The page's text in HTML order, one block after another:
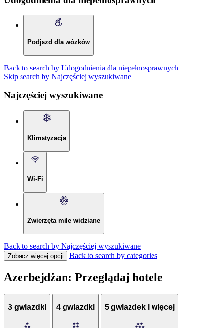
Podjazd dla wózków
Back to search by Udogodnienia dla niepełnosprawnych
Skip search by Najczęściej wyszukiwane
Najczęściej wyszukiwane
Klimatyzacja
Wi-Fi
Zwierzęta mile widziane
Back to search by Najczęściej wyszukiwane
Zobacz więcej opcji Back to search by categories
Azerbejdżan: Przeglądaj hotele
3 gwiazdki 4 gwiazdki 5 gwiazdek i więcej